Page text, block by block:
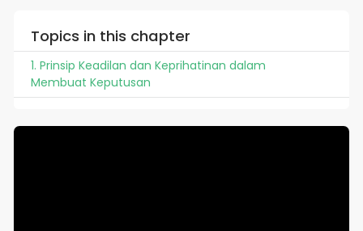
Topics in this chapter
1. Prinsip Keadilan dan Keprihatinan dalam
Membuat Keputusan